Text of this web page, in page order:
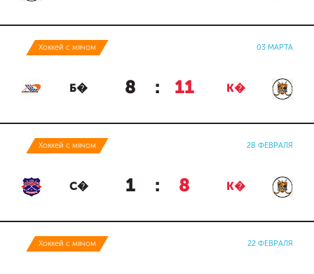
Хоккей с мячом 03 МАРТА
Б� 8 : 11 К�
Хоккей с мячом 28 ФЕВРАЛЯ
С� 1 : 8 К�
Хоккей с мячом 22 ФЕВРАЛЯ